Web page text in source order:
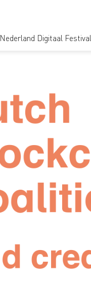
Nederland Digitaal Festival